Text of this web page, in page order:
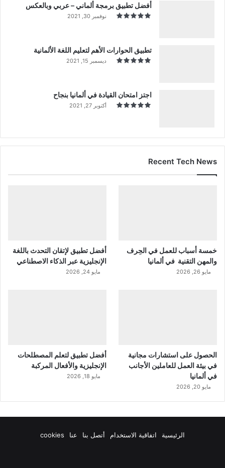
أفضل تطبيق برمجة ألماني – عربي وبالعكس
نوفمبر 30, 2021
تطبيق الحوارات الأهم لتعليم اللغة الألمانية
ديسمبر 15, 2021
اجتز امتحان القيادة في ألمانيا بنجاح
أكتوبر 27, 2021
Recent Tech News
خمسة أسباب للعمل في الحِرف
والمهن التقنية في ألمانيا
مايو 26, 2026
أفضل تطبيق لإتقان التحدث باللغة
الإنجليزية عبر الذكاء الاصطناعي
مايو 24, 2026
الحصول على استشارات مجانية
في بيئة العمل للعاملين الأجانب
في ألمانيا
مايو 20, 2026
أفضل تطبيق لتعلم المصطلحات
الإنجليزية والأفعال المركبة
مايو 18, 2026
الرئيسية اتفاقية الاستخدام أتصل بنا عنا cookies